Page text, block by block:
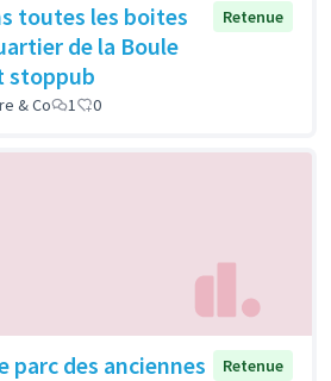
toutes les boites
de la Boule
stoppub
Retenue
& Co 1 0
parc des anciennes
Retenue